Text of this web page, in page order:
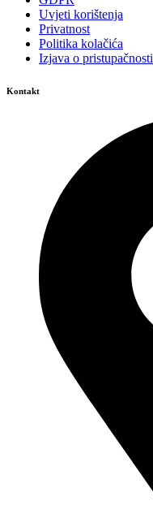
Uvjeti korištenja
Privatnost
Politika kolačića
Izjava o pristupačnosti
Kontakt